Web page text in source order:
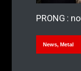
PRONG :
News, Metal